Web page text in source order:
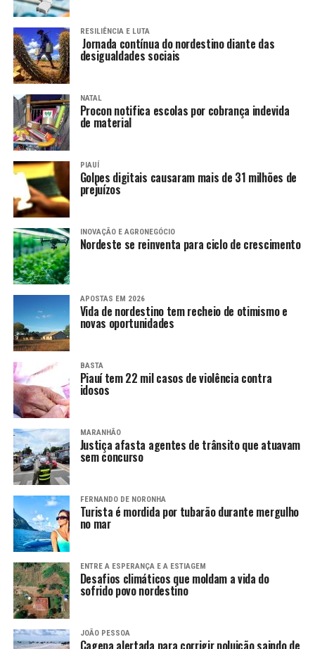
RESILIÊNCIA E LUTA
Jornada contínua do nordestino diante das
desigualdades sociais
NATAL
Procon notifica escolas por cobrança indevida
de material
PIAUÍ
Golpes digitais causaram mais de 31 milhões de
prejuízos
INOVAÇÃO E AGRONEGÓCIO
Nordeste se reinventa para ciclo de crescimento
APOSTAS EM 2026
Vida de nordestino tem recheio de otimismo e
novas oportunidades
BASTA
Piauí tem 22 mil casos de violência contra
idosos
MARANHÃO
Justiça afasta agentes de trânsito que atuavam
sem concurso
FERNANDO DE NORONHA
Turista é mordida por tubarão durante mergulho
no mar
ENTRE A ESPERANÇA E A ESTIAGEM
Desafios climáticos que moldam a vida do
sofrido povo nordestino
JOÃO PESSOA